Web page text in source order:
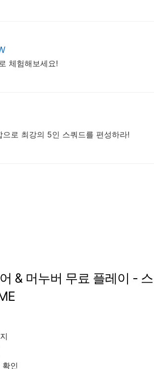
체험해보세요!
로 최강의 5인 스쿼드를 편성하라!
& 머누버 무료 플레이 -
확인